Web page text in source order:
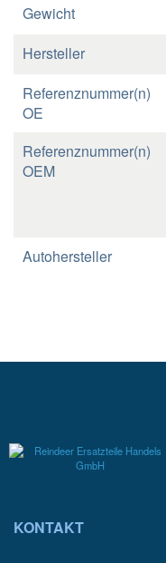
Gewicht
Hersteller
Referenznummer(n)
OE
Referenznummer(n)
OEM
Autohersteller
KONTAKT